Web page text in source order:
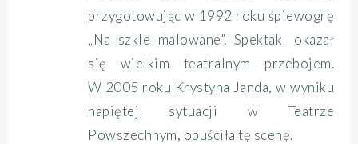
przygotowując w 1992 roku śpiewogrę
„Na szkle malowane”. Spektakl okazał
się wielkim teatralnym przebojem.
W 2005 roku Krystyna Janda, w wyniku
napiętej sytuacji w Teatrze
Powszechnym, opuściła tę scenę.